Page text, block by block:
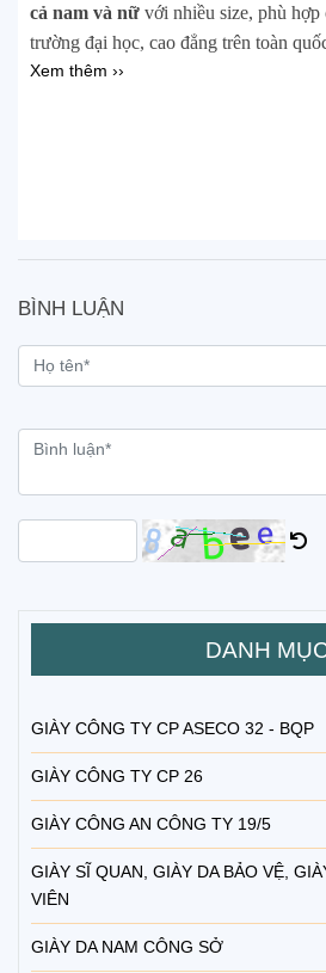
cả nam và nữ với nhiều size, phù hợp
trường đại học, cao đẳng trên toàn
Xem thêm ››
BÌNH LUẬN
DANH
GIÀY CÔNG TY CP ASECO 32 - BQP
GIÀY CÔNG TY CP 26
GIÀY CÔNG AN CÔNG TY 19/5
GIÀY SĨ QUAN, GIÀY DA BẢO VỆ,
VIÊN
GIÀY DA NAM CÔNG SỞ